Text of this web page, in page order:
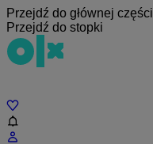
Przejdź do głównej części
Przejdź do stopki